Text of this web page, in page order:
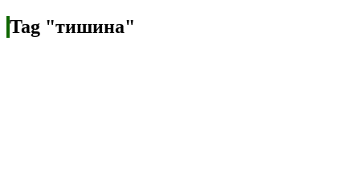
Tag "тишина"